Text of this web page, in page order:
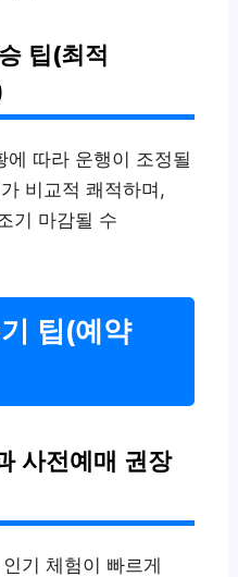
팁(최적
에 따라 운행이 조정될
비교적 쾌적하며,
기 마감될 수
팁(예약
사전예매 권장
기 체험이 빠르게